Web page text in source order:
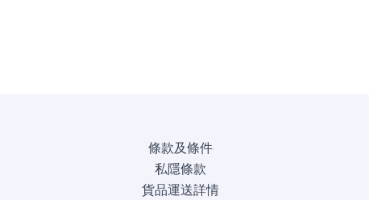
條款及條件
私隱條款
貨品運送詳情